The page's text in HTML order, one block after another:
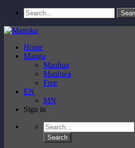
Home
Manga
Manhua
Manhwa
Free
EN
MN
Sign in